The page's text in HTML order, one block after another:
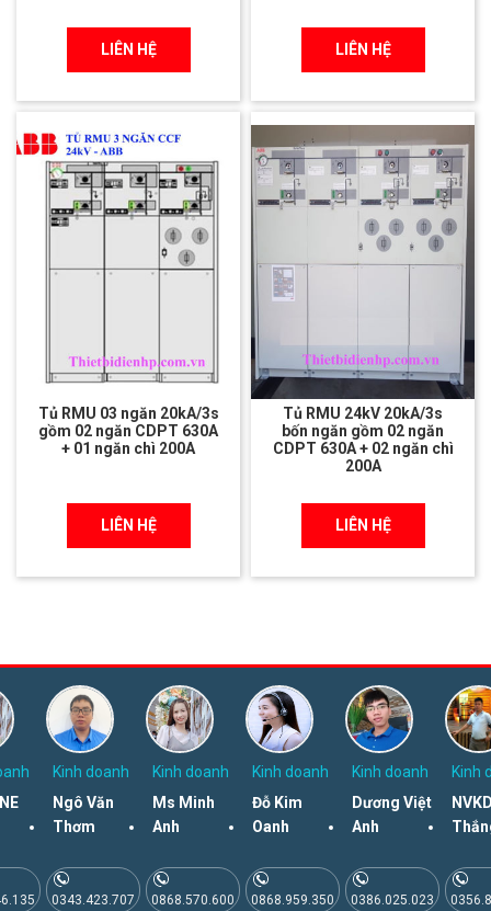
LIÊN HỆ LIÊN HỆ
Tủ RMU 03 ngăn 20kA/3s
gồm 02 ngăn CDPT 630A
+ 01 ngăn chì 200A
LIÊN HỆ
Tủ RMU 24kV 20kA/3s
bốn ngăn gồm 02 ngăn
CDPT 630A + 02 ngăn chì
200A
LIÊN HỆ
Kinh doanh
Ngô Văn
Thơm
0343.423.707
Kinh doanh
Ms Minh
Anh
0868.570.600
Kinh doanh
Đỗ Kim
Oanh
0868.959.350
Kinh doanh
Dương Việt
Anh
0386.025.023
Kinh